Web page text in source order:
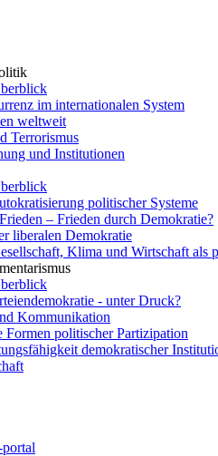
im internationalen System
weltweit
Terrorismus
und Institutionen
politischer Systeme
– Frieden durch Demokratie?
liberalen Demokratie
Klima und Wirtschaft als
- unter Druck?
Kommunikation
Formen politischer Partizipation
demokratischer